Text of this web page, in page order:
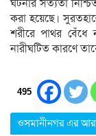
ঘটনার সত্যতা
করা হয়েছে।
শরীরে পাথর বেঁধে
নারীঘটিত কারণে
495
ওসমানীনগর এর